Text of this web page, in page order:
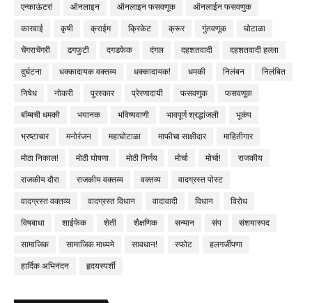
एन्काऊंटर!
ऑनलाइन ऑनलाइन फसवणूक
ऑनलाईन फसवणुक
कारवाई
कृषी क्राईम क्रिकेट क्रूर गुंतवणूक
घोटाळा
चेंगराचेंगरी
ढगफुटी दगडफेक दंगल दहशतवादी
दहशतवादी हल्ला
दुर्घटना
धक्कादायक वक्तव्य धक्कादायक! धमकी निलंबन
निलंबित
निषेध
नोकरी पुरस्कार प्रेरणादायी फसवणुक
फसवणूक
बॉम्बची धमकी
भयानक भविष्यवाणी भावपूर्ण श्रद्धांजली
भूकंप
भ्रष्टाचार
मनोरंजन महाघोटाळा माफीचा साक्षीदार
माहितीगार
मोठा निकाल!
मोठी घोषणा मोठी निर्णय मोर्चा मोर्चा!
राजकीय
राजकीय दौरा
राजकीय वक्तव्य वक्तव्य
वादग्रस्त पोस्ट
वादग्रस्त वक्तव्य
वादग्रस्त विधान वादावादी विधान
विरोध
विषबाधा
शाईफेक शेती शैक्षणिक सन्मान संप
संशयास्पद
सामाजिक
सामाजिक माध्यमे सावधान! स्फोट
हलगर्जीपणा
हार्दिक अभिनंदन
हृदयस्पर्शी